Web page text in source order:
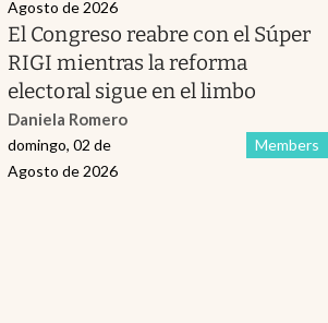
Agosto de 2026
El Congreso reabre con el Súper
RIGI mientras la reforma
electoral sigue en el limbo
Daniela Romero
Members
domingo, 02 de
Agosto de 2026